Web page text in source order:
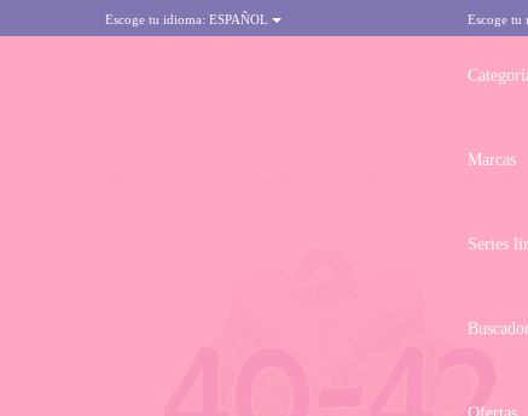
Escoge tu idioma: ESPAÑOL Escoge tu
Marcas
Series